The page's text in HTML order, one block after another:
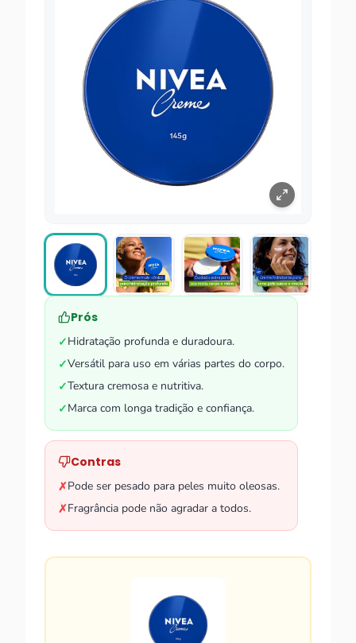
Prós
✓Hidratação profunda e duradoura.
✓Versátil para uso em várias partes do corpo.
✓Textura cremosa e nutritiva.
✓Marca com longa tradição e confiança.
Contras
✗Pode ser pesado para peles muito oleosas.
✗Fragrância pode não agradar a todos.